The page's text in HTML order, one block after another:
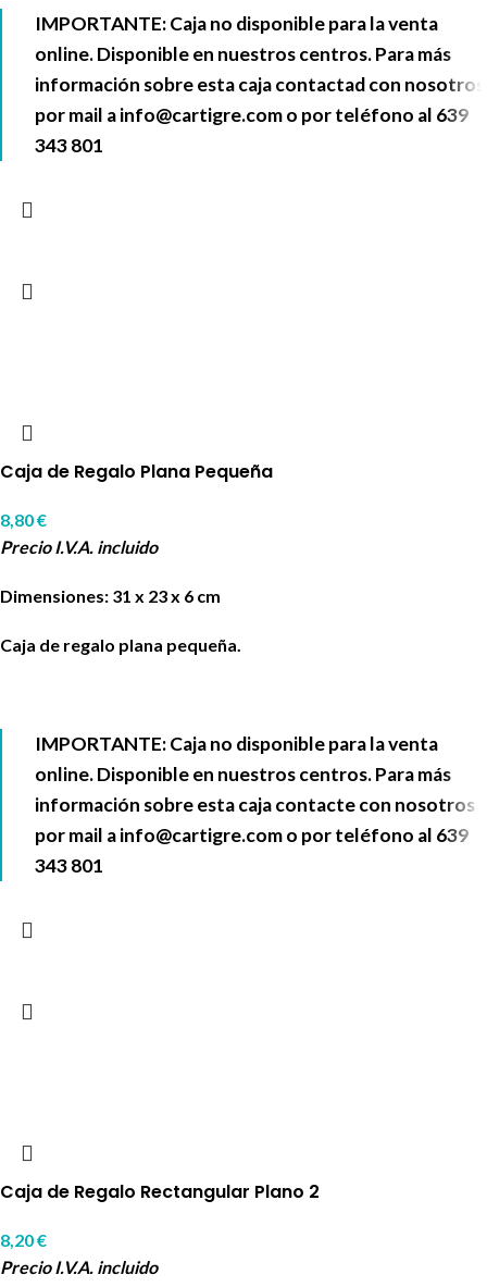
IMPORTANTE: Caja no disponible para la venta
online. Disponible en nuestros centros. Para más
información sobre esta caja contactad con nosotros
por mail ainfo@cartigre.como por teléfono al 639
343 801
Caja de Regalo Plana Pequeña
8,80€
Precio I.V.A. incluido
Dimensiones: 31 x 23 x 6 cm
Caja de regalo plana pequeña.
IMPORTANTE: Caja no disponible para la venta
online. Disponible en nuestros centros. Para más
información sobre esta caja contacte con nosotros
por mail ainfo@cartigre.como por teléfono al 639
343 801
Caja de Regalo Rectangular Plano 2
8,20€
Precio I.V.A. incluido